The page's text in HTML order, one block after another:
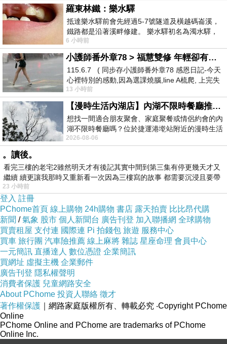
★可做洗漱包、餐具包、食物包、游泳包，使用場所應有盡
★尼龍材質防潑水，可保護您心愛的東西
★上有掛口設計可以外掛在背包上，輕鬆方便好使用
羅東林鐵：樂水驛
抵達樂水驛前會先經過5-7號隧道及橫越碼崙溪，
鐵路都是沿著溪畔修建。 樂水驛初名為濁水驛，
但因與臺鐵集集線車站同名，於1953
6 小時前
小護師番外章78 > 福慧雙修 年輕卻有個老靈魂 ㄑ金剛經〉podcast
115.6.7 ( 同步存小護師番外章78 感恩日記-今天
心裡特別的感動,因為選課燒腦,line A梳爬, 上完失
智課的她,特來傾
13 小時前
【漫時生活內湖店】內湖不限時餐廳推薦｜捷運港墘站美食，聚餐、約會、家庭聚會首選，正餐甜點一次滿足
想找一間適合朋友聚會、家庭聚餐或情侶約會的內
湖不限時餐廳嗎？位於捷運港墘站附近的漫時生活
內湖店，從捷運站步行約4分鐘即可抵
2026-08-06
。讀後。
看完三樓的老宅2雖然明天才有後記其實中間到第三集有停更幾天才又
繼續 續更讓我那時又重新看一次因為三樓寫的故事 都需要沉浸且要帶
有
23 小時前
登入 註冊
PChome首頁 線上購物 24h購物 書店 露天拍賣 比比昂代購
新聞 /氣象 股市 個人新聞台 廣告刊登 加入聯播網 全球購物
買賣租屋 支付連 國際連 Pi 拍錢包 旅遊 服務中心
買車 旅行團 汽車險推薦 線上麻將 雜誌 星座命理 會員中心
一元簡訊 直播達人 數位憑證 企業簡訊
買網址 虛擬主機 企業郵件
廣告刊登 隱私權聲明
消費者保護 兒童網路安全
About PChome 投資人聯絡 徵才
著作權保護 ｜網路家庭版權所有、轉載必究 ‧Copyright PChome
Online
PChome Online and PChome are trademarks of PChome
Online Inc.